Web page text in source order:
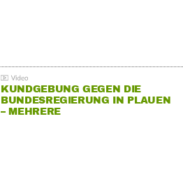
KUNDGEBUNG GEGEN DIE
BUNDESREGIERUNG IN PLAUEN
– MEHRERE